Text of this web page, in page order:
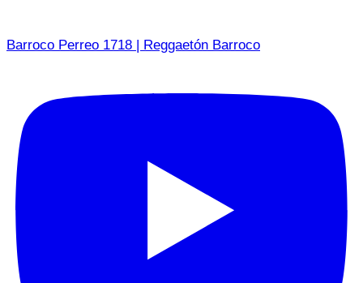
Barroco Perreo 1718 | Reggaetón Barroco